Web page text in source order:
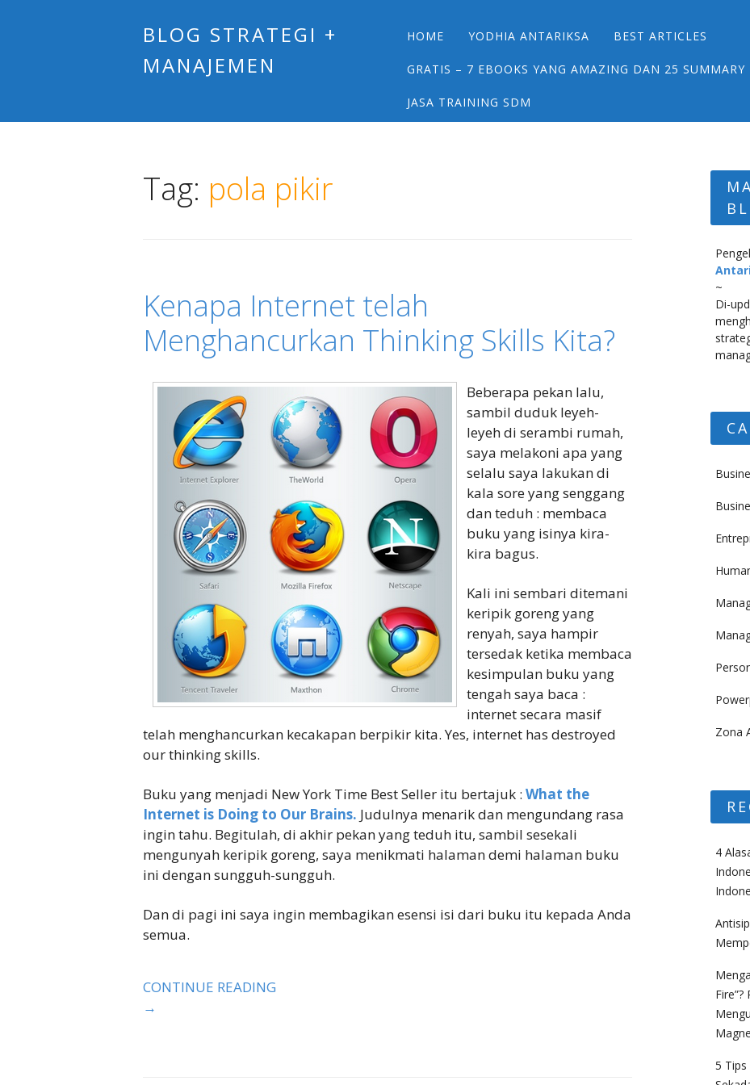
BLOG STRATEGI +
MANAJEMEN
Main menu
Skip
content
HOME YODHIA ANTARIKSA BEST ARTICLES
GRATIS – 7 EBOOKS YANG AMAZING DAN 25
JASA TRAINING SDM
Tag: pola pikir
Kenapa Internet telah
Menghancurkan Thinking Skills Kita?
Beberapa pekan lalu,
sambil duduk leyeh-
leyeh di serambi rumah,
saya melakoni apa yang
selalu saya lakukan di
kala sore yang senggang
dan teduh : membaca
buku yang isinya kira-
kira bagus.
Kali ini sembari ditemani
keripik goreng yang
renyah, saya hampir
tersedak ketika membaca
kesimpulan buku yang
tengah saya baca :
internet secara masif
telah menghancurkan kecakapan berpikir kita. Yes, internet has destroyed
our thinking skills.
Buku yang menjadi New York Time Best Seller itu bertajuk : What the
Internet is Doing to Our Brains. Judulnya menarik dan mengundang rasa
ingin tahu. Begitulah, di akhir pekan yang teduh itu, sambil sesekali
mengunyah keripik goreng, saya menikmati halaman demi halaman buku
ini dengan sungguh-sungguh.
Dan di pagi ini saya ingin membagikan esensi isi dari buku itu kepada Anda
semua.
CONTINUE READING
→
~
Di-
Zona
4
5 Tips